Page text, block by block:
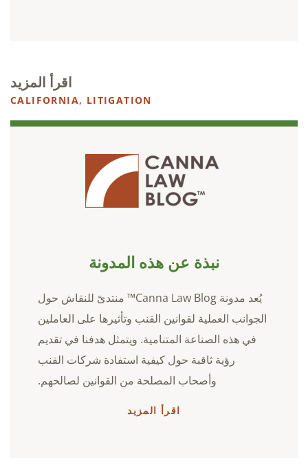
اقرأ المزيد
CALIFORNIA, LITIGATION
نبذة عن هذه المدونة
يُعد مدونة Canna Law Blog™ منتدىً للنقاش حول
الجوانب العملية لقوانين القنب وتأثيرها على العاملين
في هذه الصناعة المتنامية. ويتمثل هدفنا في تقديم
رؤية ثاقبة حول كيفية استفادة شركات القنب
وأصحاب المصلحة من القوانين لصالحهم.
اقرأ المزيد